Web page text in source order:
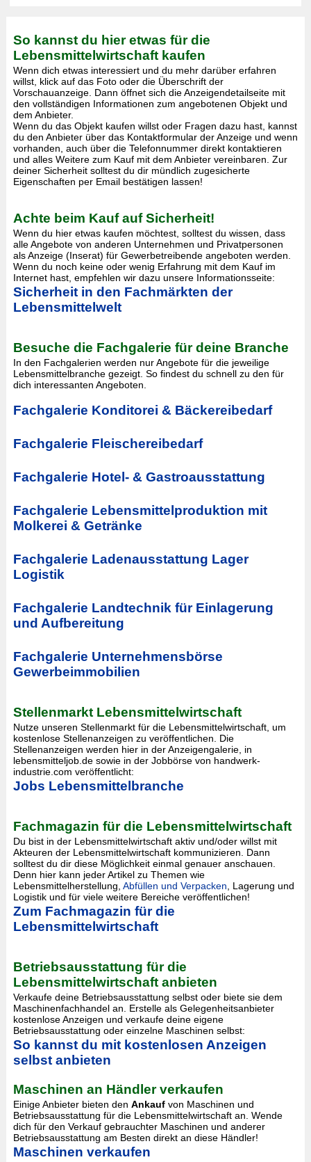
So kannst du hier etwas für die
Lebensmittelwirtschaft kaufen
Wenn dich etwas interessiert und du mehr darüber erfahren
willst, klick auf das Foto oder die Überschrift der
Vorschauanzeige. Dann öffnet sich die Anzeigendetailseite mit
den vollständigen Informationen zum angebotenen Objekt und
dem Anbieter.
Wenn du das Objekt kaufen willst oder Fragen dazu hast, kannst
du den Anbieter über das Kontaktformular der Anzeige und wenn
vorhanden, auch über die Telefonnummer direkt kontaktieren
und alles Weitere zum Kauf mit dem Anbieter vereinbaren. Zur
deiner Sicherheit solltest du dir mündlich zugesicherte
Eigenschaften per Email bestätigen lassen!
Achte beim Kauf auf Sicherheit!
Wenn du hier etwas kaufen möchtest, solltest du wissen, dass
alle Angebote von anderen Unternehmen und Privatpersonen
als Anzeige (Inserat) für Gewerbetreibende angeboten werden.
Wenn du noch keine oder wenig Erfahrung mit dem Kauf im
Internet hast, empfehlen wir dazu unsere Informationsseite:
Sicherheit in den Fachmärkten der
Lebensmittelwelt
Besuche die Fachgalerie für deine Branche
In den Fachgalerien werden nur Angebote für die jeweilige
Lebensmittelbranche gezeigt. So findest du schnell zu den für
dich interessanten Angeboten.
Fachgalerie Konditorei & Bäckereibedarf
Fachgalerie Fleischereibedarf
Fachgalerie Hotel- & Gastroausstattung
Fachgalerie Lebensmittelproduktion mit
Molkerei & Getränke
Fachgalerie Ladenausstattung Lager
Logistik
Fachgalerie Landtechnik für Einlagerung
und Aufbereitung
Fachgalerie Unternehmensbörse
Gewerbeimmobilien
Stellenmarkt Lebensmittelwirtschaft
Nutze unseren Stellenmarkt für die Lebensmittelwirtschaft, um
kostenlose Stellenanzeigen zu veröffentlichen. Die
Stellenanzeigen werden hier in der Anzeigengalerie, in
lebensmitteljob.de sowie in der Jobbörse von handwerk-
industrie.com veröffentlicht:
Jobs Lebensmittelbranche
Fachmagazin für die Lebensmittelwirtschaft
Du bist in der Lebensmittelwirtschaft aktiv und/oder willst mit
Akteuren der Lebensmittelwirtschaft kommunizieren. Dann
solltest du dir diese Möglichkeit einmal genauer anschauen.
Denn hier kann jeder Artikel zu Themen wie
Lebensmittelherstellung, Abfüllen und Verpacken , Lagerung und
Logistik und für viele weitere Bereiche veröffentlichen!
Zum Fachmagazin für die
Lebensmittelwirtschaft
Betriebsausstattung für die
Lebensmittelwirtschaft anbieten
Verkaufe deine Betriebsausstattung selbst oder biete sie dem
Maschinenfachhandel an. Erstelle als Gelegenheitsanbieter
kostenlose Anzeigen und verkaufe deine eigene
Betriebsausstattung oder einzelne Maschinen selbst:
So kannst du mit kostenlosen Anzeigen
selbst anbieten
Maschinen an Händler verkaufen
Einige Anbieter bieten den Ankaufvon Maschinen und
Betriebsausstattung für die Lebensmittelwirtschaft an. Wende
dich für den Verkauf gebrauchter Maschinen und anderer
Betriebsausstattung am Besten direkt an diese Händler!
Maschinen verkaufen